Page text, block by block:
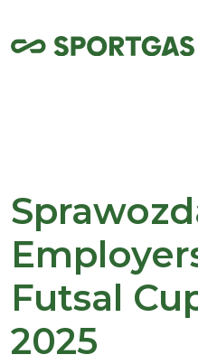
Futsal
2025